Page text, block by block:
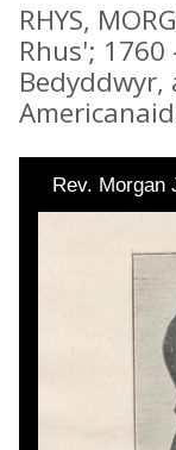
RHYS,
Rhus';
Rev.